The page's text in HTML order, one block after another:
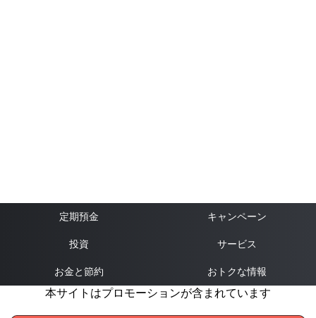
定期預金 キャンペーン
投資 サービス
お金と節約 おトクな情報
本サイトはプロモーションが含まれています